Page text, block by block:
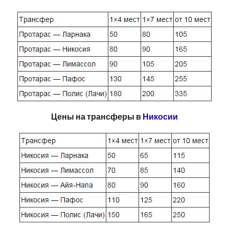
Цены на трансферы вНикосии